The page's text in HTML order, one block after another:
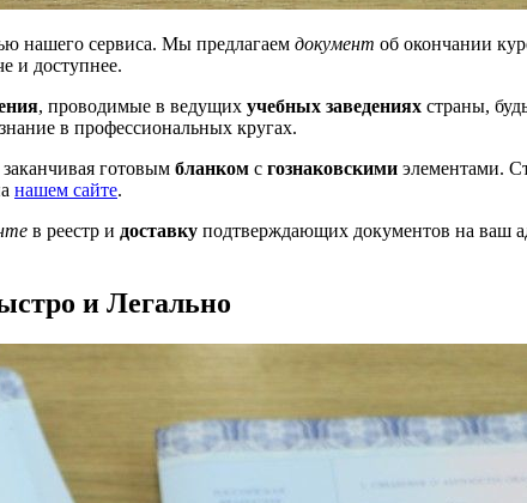
нашего сервиса. Мы предлагаем документ об окончании
и доступнее.
, проводимые в ведущих учебных заведениях страны,
в профессиональных кругах.
готовым бланком с гознаковскими элементами.
нашем сайте.
в реестр и доставку подтверждающих документов на ваш
и Легально